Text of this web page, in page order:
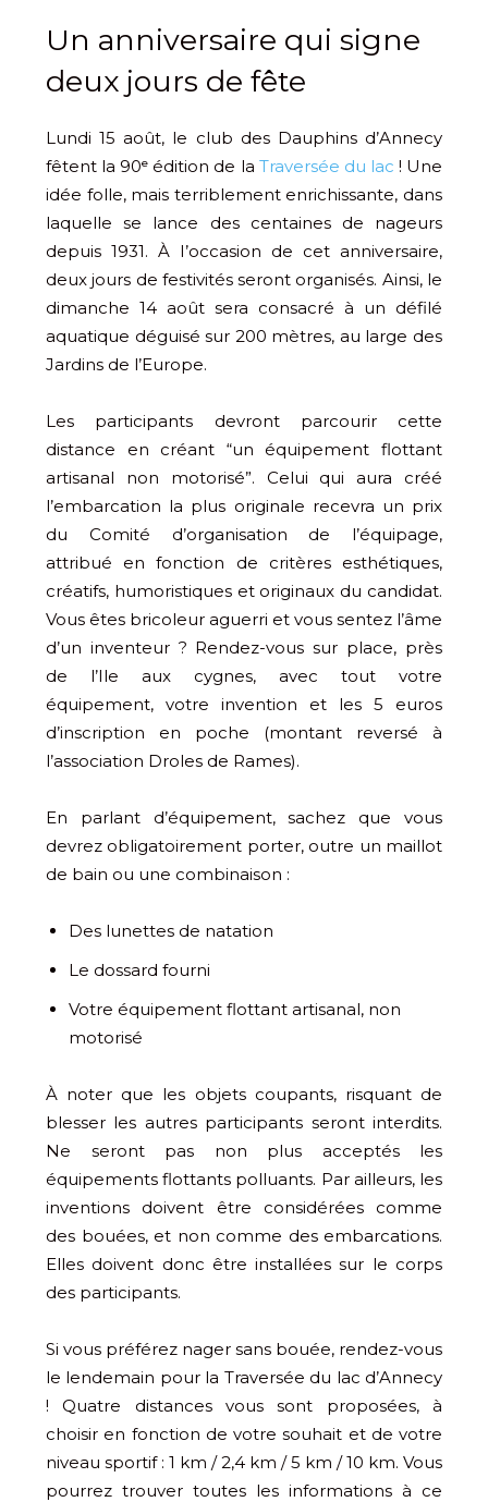
Un anniversaire qui signe
deux jours de fête
Lundi 15 août, le club des Dauphins d’Annecy
fêtent la 90ᵉ édition de la Traversée du lac ! Une
idée folle, mais terriblement enrichissante, dans
laquelle se lance des centaines de nageurs
depuis 1931. À l’occasion de cet anniversaire,
deux jours de festivités seront organisés. Ainsi, le
dimanche 14 août sera consacré à un défilé
aquatique déguisé sur 200 mètres, au large des
Jardins de l’Europe.
Les participants devront parcourir cette
distance en créant “un équipement flottant
artisanal non motorisé”. Celui qui aura créé
l’embarcation la plus originale recevra un prix
du Comité d’organisation de l’équipage,
attribué en fonction de critères esthétiques,
créatifs, humoristiques et originaux du candidat.
Vous êtes bricoleur aguerri et vous sentez l’âme
d’un inventeur ? Rendez-vous sur place, près
de l’Ile aux cygnes, avec tout votre
équipement, votre invention et les 5 euros
d’inscription en poche (montant reversé à
l’association Droles de Rames).
En parlant d’équipement, sachez que vous
devrez obligatoirement porter, outre un maillot
de bain ou une combinaison :
Des lunettes de natation
Le dossard fourni
Votre équipement flottant artisanal, non
motorisé
À noter que les objets coupants, risquant de
blesser les autres participants seront interdits.
Ne seront pas non plus acceptés les
équipements flottants polluants. Par ailleurs, les
inventions doivent être considérées comme
des bouées, et non comme des embarcations.
Elles doivent donc être installées sur le corps
des participants.
Si vous préférez nager sans bouée, rendez-vous
le lendemain pour la Traversée du lac d’Annecy
! Quatre distances vous sont proposées, à
choisir en fonction de votre souhait et de votre
niveau sportif : 1 km / 2,4 km / 5 km / 10 km. Vous
pourrez trouver toutes les informations à ce